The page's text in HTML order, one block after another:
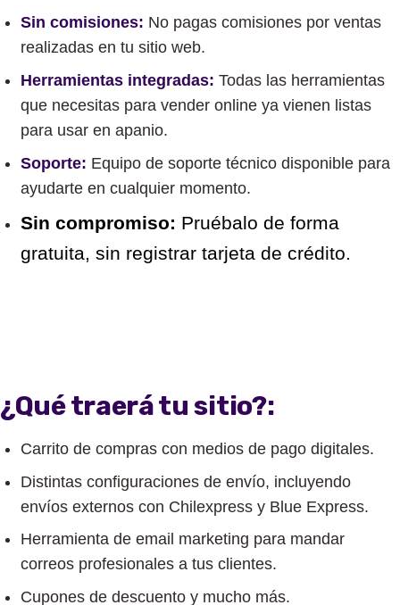
Sin comisiones: No pagas comisiones por ventas
realizadas en tu sitio web.
Herramientas integradas: Todas las herramientas
que necesitas para vender online ya vienen listas
para usar en apanio.
Soporte: Equipo de soporte técnico disponible para
ayudarte en cualquier momento.
Sin compromiso: Pruébalo de forma
gratuita, sin registrar tarjeta de crédito.
¿Qué traerá tu sitio?:
Carrito de compras con medios de pago digitales.
Distintas configuraciones de envío, incluyendo
envíos externos con Chilexpress y Blue Express.
Herramienta de email marketing para mandar
correos profesionales a tus clientes.
Cupones de descuento y mucho más.